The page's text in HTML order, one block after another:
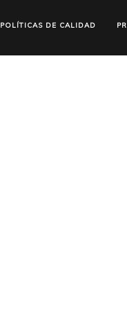
POLÍTICAS DE CALIDAD